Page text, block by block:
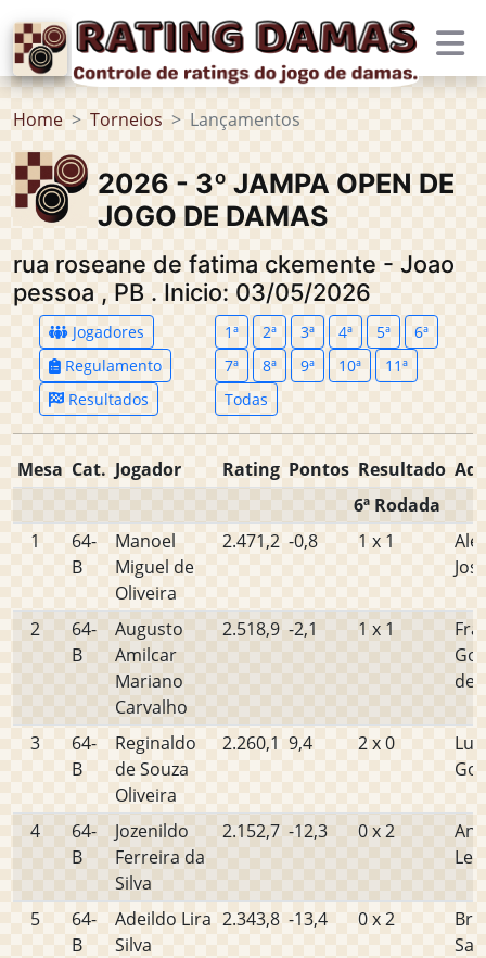
Home Torneios Lançamentos
2026 - 3º JAMPA OPEN DE
JOGO DE DAMAS
rua roseane de fatima ckemente - Joao
pessoa , PB . Inicio: 03/05/2026
Jogadores
Regulamento
Resultados
1ª 2ª 3ª 4ª 5ª
6ª
7ª
8ª 9ª 10ª
11ª
Todas
Mesa Cat. Jogador Rating Pontos Resultado
6ª Rodada
1
64-
B
Manoel
Miguel de
Oliveira
2.471,2 -0,8 1 x 1
2
64-
B
Augusto
Amilcar
Mariano
Carvalho
2.518,9 -2,1 1 x 1
de
3
64-
B
Reginaldo
de Souza
Oliveira
2.260,1 9,4 2 x 0
4
64-
B
Jozenildo
Ferreira da
Silva
2.152,7 -12,3 0 x 2
5
64-
B
Adeildo Lira
Silva
2.343,8 -13,4 0 x 2